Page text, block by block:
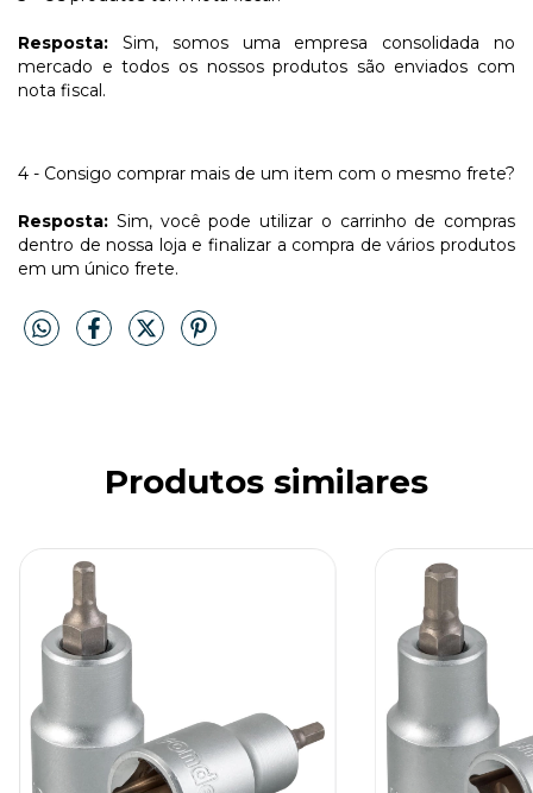
Resposta: Sim, somos uma empresa consolidada no
mercado e todos os nossos produtos são enviados com
nota fiscal.
4 - Consigo comprar mais de um item com o mesmo frete?
Resposta: Sim, você pode utilizar o carrinho de compras
dentro de nossa loja e finalizar a compra de vários produtos
em um único frete.
Produtos similares